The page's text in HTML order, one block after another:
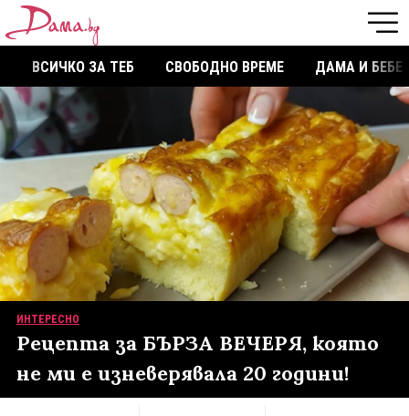
ВСИЧКО ЗА ТЕБ СВОБОДНО ВРЕМЕ ДАМА И БЕБЕ
ИНТЕРЕСНО
Рецепта за БЪРЗА ВЕЧЕРЯ, която
не ми е изневерявала 20 години!